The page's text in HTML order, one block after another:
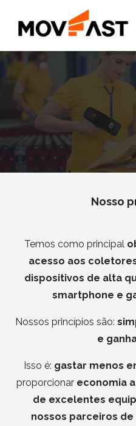
Nosso
Temos como principal
acesso aos
dispositivos de alta
smartphone e
Nossos princípios são:
e
Isso é: gastar menos
proporcionar economia
de excelentes
nossos parceiros